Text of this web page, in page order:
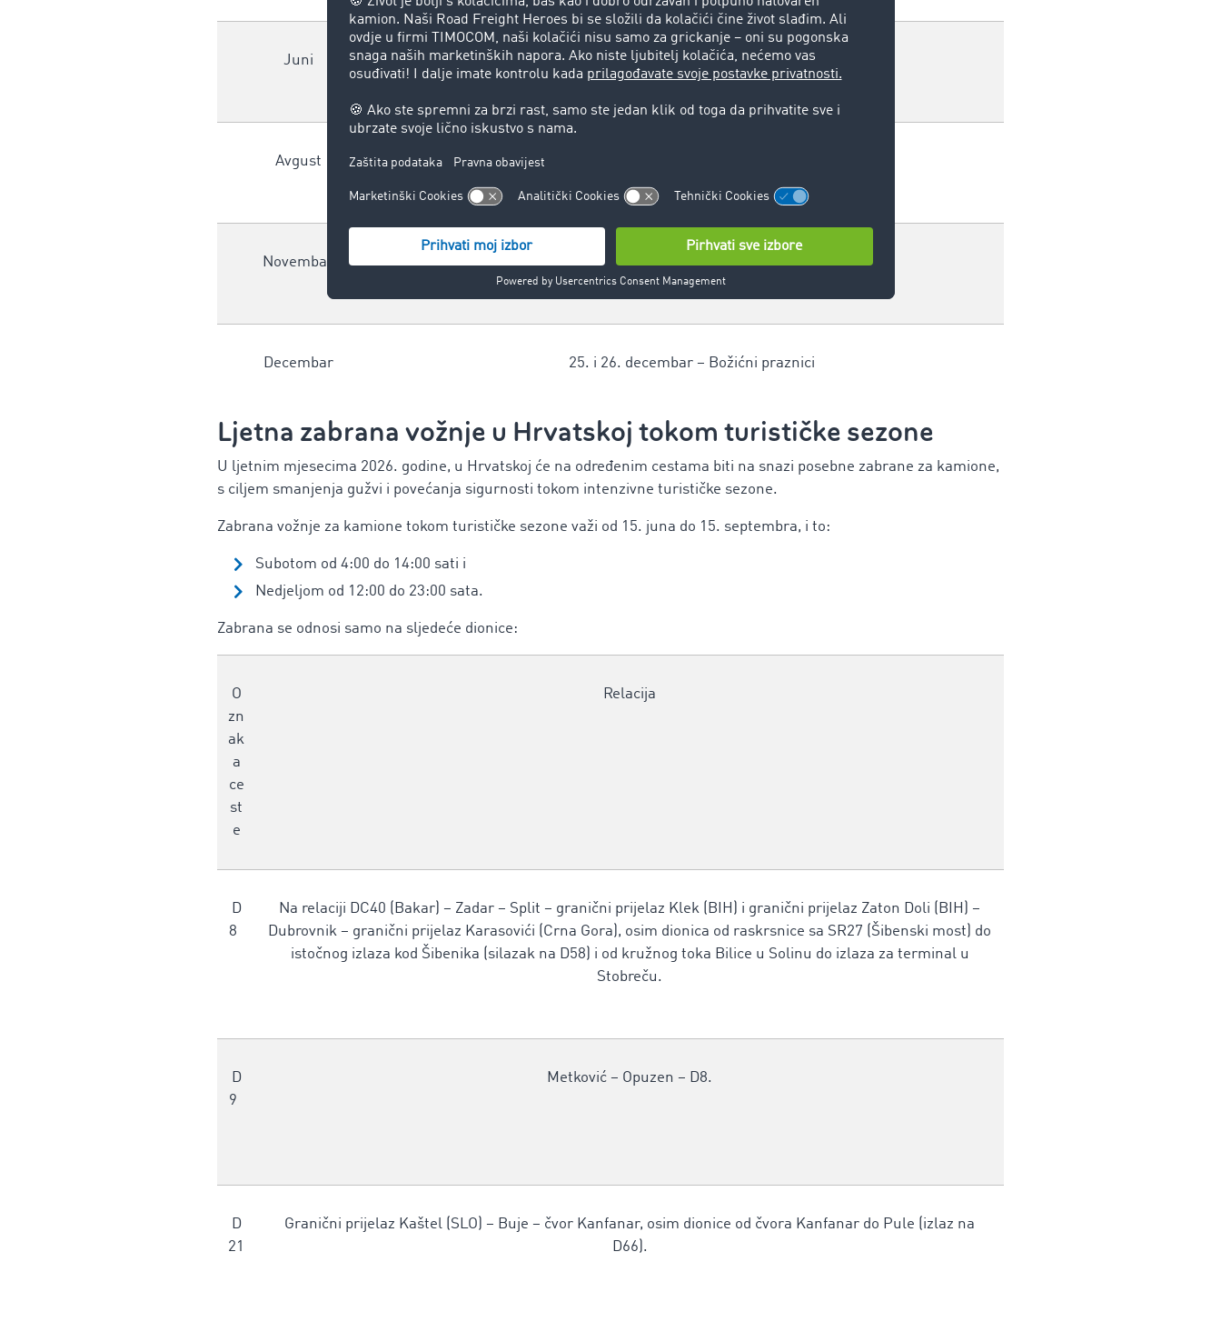
Juni
19. juni – Tijelovo
22. juni – Dan antifašističke borbe
Avgust
5. august – Dan pobjede i domovinske zahvalnosti
15. avgust – Velika Gospa
Novembar
1. novembar – Svi sveti
18. novembar – Dan sjećanja
Decembar 25. i 26. decembar – Božićni praznici
Ljetna zabrana vožnje u Hrvatskoj tokom turističke sezone
U ljetnim mjesecima 2026. godine, u Hrvatskoj će na određenim cestama biti na snazi posebne zabrane za kamione,
s ciljem smanjenja gužvi i povećanja sigurnosti tokom intenzivne turističke sezone.
Zabrana vožnje za kamione tokom turističke sezone važi od 15. juna do 15. septembra, i to:
Subotom od 4:00 do 14:00 sati i
Nedjeljom od 12:00 do 23:00 sata.
Zabrana se odnosi samo na sljedeće dionice:
O
zn
ak
a
ce
st
e
Relacija
D
8
Na relaciji DC40 (Bakar) – Zadar – Split – granični prijelaz Klek (BIH) i granični prijelaz Zaton Doli (BIH) –
Dubrovnik – granični prijelaz Karasovići (Crna Gora), osim dionica od raskrsnice sa SR27 (Šibenski most) do
istočnog izlaza kod Šibenika (silazak na D58) i od kružnog toka Bilice u Solinu do izlaza za terminal u
Stobreču.
D
9
Metković – Opuzen – D8.
D
21
Granični prijelaz Kaštel (SLO) – Buje – čvor Kanfanar, osim dionice od čvora Kanfanar do Pule (izlaz na
D66).